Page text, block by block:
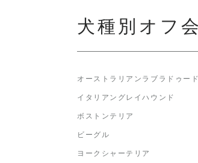
犬種別オフ
オーストラリアンラブラドゥー
イタリアングレイハウンド
ボストンテリア
ビーグル
ヨークシャーテリア